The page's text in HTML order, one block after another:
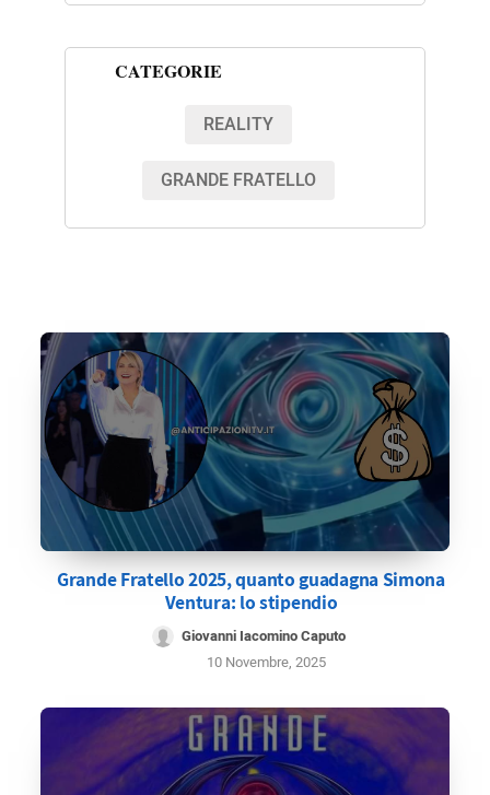
CATEGORIE
REALITY
GRANDE FRATELLO
Grande Fratello 2025, quanto guadagna Simona
Ventura: lo stipendio
Giovanni Iacomino Caputo
10 Novembre, 2025